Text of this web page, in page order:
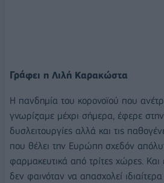
Γράφει η Λιλή Καρακώστα
Η πανδημία του κορονοϊού που
γνωρίζαμε μέχρι σήμερα, έφερε στην
δυσλειτουργίες αλλά και τις
που θέλει την Ευρώπη σχεδόν
φαρμακευτικά από τρίτες χώρες.
δεν φαινόταν να απασχολεί